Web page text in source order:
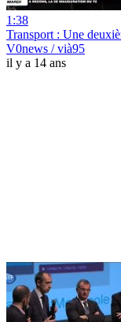
1:38
Transport : Une
V0news / vià95
il y a 14 ans